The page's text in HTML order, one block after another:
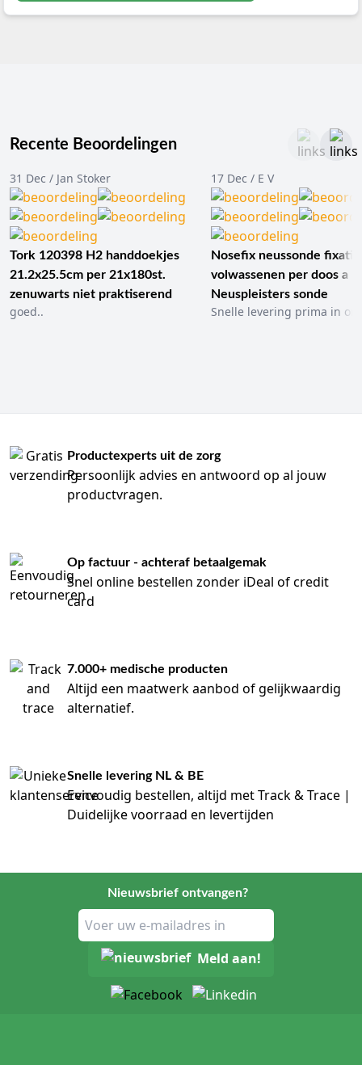
Recente Beoordelingen
31 Dec / Jan Stoker
Tork 120398 H2 handdoekjes
21.2x25.5cm per 21x180st.
zenuwarts niet praktiserend
goed..
17 Dec / E V
Nosefix neussonde
volwassenen per doos a
Neuspleisters sonde
Snelle levering prima in
Productexperts uit de zorg
Persoonlijk advies en antwoord op al jouw
productvragen.
Op factuur - achteraf betaalgemak
Snel online bestellen zonder iDeal of credit
card
7.000+ medische producten
Altijd een maatwerk aanbod of gelijkwaardig
alternatief.
Snelle levering NL & BE
Eenvoudig bestellen, altijd met Track & Trace |
Duidelijke voorraad en levertijden
Nieuwsbrief ontvangen?
Meld aan!